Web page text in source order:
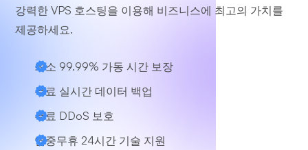
강력한 VPS 호스팅을 이용해 비즈니스에 최고의 가치를
제공하세요.
최소 99.99% 가동 시간 보장
무료 실시간 데이터 백업
무료 DDoS 보호
연중무휴 24시간 기술 지원